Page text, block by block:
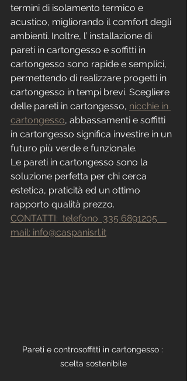
termini di isolamento termico e
acustico, migliorando il comfort degli
ambienti. Inoltre, l’ installazione di
pareti in cartongesso e soffitti in
cartongesso sono rapide e semplici,
permettendo di realizzare progetti in
cartongesso in tempi brevi. Scegliere
delle pareti in cartongesso, nicchie in
cartongesso, abbassamenti e soffitti
in cartongesso significa investire in un
futuro più verde e funzionale.
Le pareti in cartongesso sono la
soluzione perfetta per chi cerca
estetica, praticità ed un ottimo
rapporto qualità prezzo.
CONTATTI:  telefono  335 6891205
mail: info@caspanisrl.it
Pareti e controsoffitti in cartongesso :
scelta sostenibile